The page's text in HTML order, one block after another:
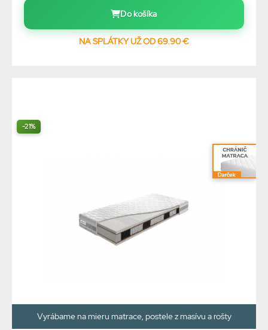
Do košíka
NA SPLÁTKY UŽ OD 69.90 €
-21%
Vyrábame na mieru matrace, postele z masívu a rošty